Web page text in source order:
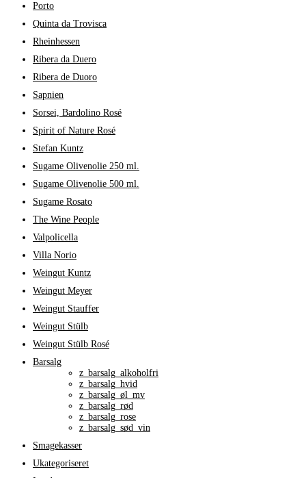
Porto
Quinta da Trovisca
Rheinhessen
Ribera da Duero
Ribera de Duoro
Sapnien
Sorsei, Bardolino Rosé
Spirit of Nature Rosé
Stefan Kuntz
Sugame Olivenolie 250 ml.
Sugame Olivenolie 500 ml.
Sugame Rosato
The Wine People
Valpolicella
Villa Norio
Weingut Kuntz
Weingut Meyer
Weingut Stauffer
Weingut Stülb
Weingut Stülb Rosé
Barsalg
z_barsalg_alkoholfri
z_barsalg_hvid
z_barsalg_øl_mv
z_barsalg_rød
z_barsalg_rose
z_barsalg_sød_vin
Smagekasser
Ukategoriseret